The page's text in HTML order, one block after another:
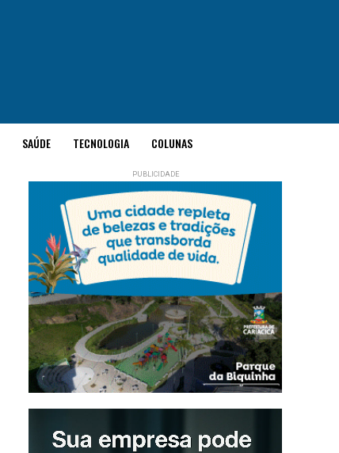
SAÚDE TECNOLOGIA COLUNAS